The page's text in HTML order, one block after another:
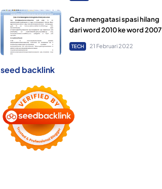
Cara mengatasi spasi hilang
dari word 2010 ke word 2007
TECH 21 Februari 2022
seed backlink